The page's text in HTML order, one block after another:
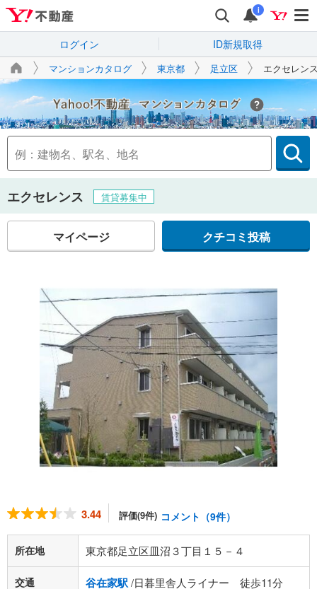
i
ログイン ID新規取得
マンションカタログ 東京都 足立区 エクセレン
Yahoo!不動産
エクセレンス 賃貸募集中
マイページ クチコミ投稿
3.44 評価(9件) コメント（9件）
所在地 東京都足立区皿沼３丁目１５－４
交通 谷在家駅/日暮里舎人ライナー 徒歩11分